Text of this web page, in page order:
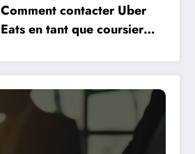
Comment contacter Uber
Eats en tant que coursier
dysfonctionnements
techniques ?